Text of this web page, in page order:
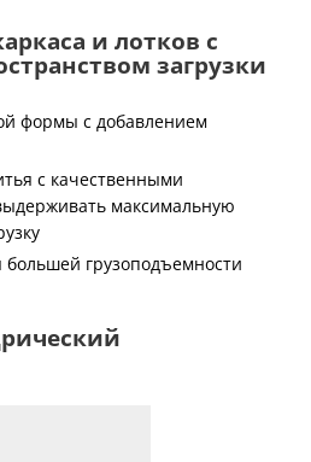
и лотков с
загрузки
формы с добавлением
с качественными
максимальную
грузоподъемности